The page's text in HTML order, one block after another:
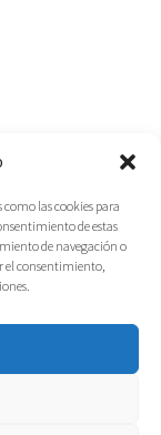
las cookies para
de estas
de navegación o
el consentimiento,